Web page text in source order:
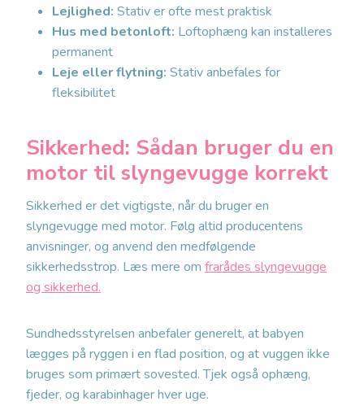
Lejlighed: Stativ er ofte mest praktisk
Hus med betonloft: Loftophæng kan installeres
permanent
Leje eller flytning: Stativ anbefales for
fleksibilitet
Sikkerhed: Sådan bruger du en
motor til slyngevugge korrekt
Sikkerhed er det vigtigste, når du bruger en
slyngevugge med motor. Følg altid producentens
anvisninger, og anvend den medfølgende
sikkerhedsstrop. Læs mere om frarådes slyngevugge
og sikkerhed.
Sundhedsstyrelsen anbefaler generelt, at babyen
lægges på ryggen i en flad position, og at vuggen ikke
bruges som primært sovested. Tjek også ophæng,
fjeder, og karabinhager hver uge.